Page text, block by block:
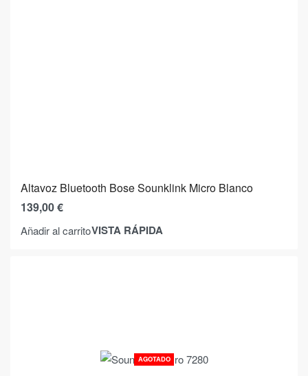
Altavoz Bluetooth Bose Sounklink Micro Blanco
139,00€
Añadir al carritoVISTA RÁPIDA
AGOTADO